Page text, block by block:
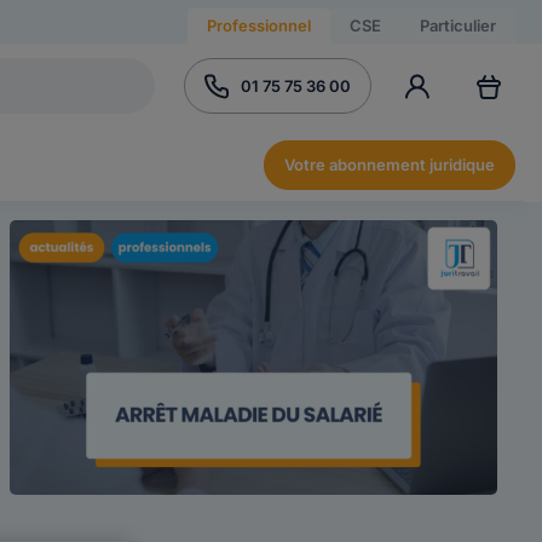
Professionnel CSE Particulier
01 75 75 36 00
Votre abonnement juridique